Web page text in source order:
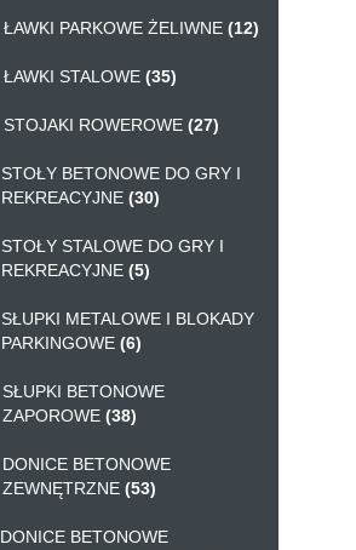
ŁAWKI PARKOWE ŻELIWNE (12)
ŁAWKI STALOWE (35)
STOJAKI ROWEROWE (27)
STOŁY BETONOWE DO GRY I
REKREACYJNE (30)
STOŁY STALOWE DO GRY I
REKREACYJNE (5)
SŁUPKI METALOWE I BLOKADY
PARKINGOWE (6)
SŁUPKI BETONOWE
ZAPOROWE (38)
DONICE BETONOWE
ZEWNĘTRZNE (53)
DONICE BETONOWE